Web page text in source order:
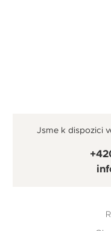
Jsme k dispozici